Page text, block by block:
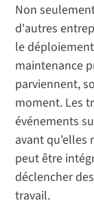
Non
d'autres
le
maintenance
parviennent,
moment. Les
événements
avant qu'elles
peut être
déclencher
travail.